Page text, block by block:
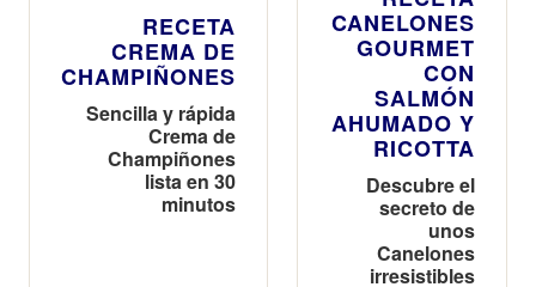
RECETA
CREMA DE
CHAMPIÑONES
Sencilla y rápida
Crema de
Champiñones
lista en 30
minutos
CANELONES
GOURMET
CON
SALMÓN
AHUMADO Y
RICOTTA
Descubre el
secreto de
unos
Canelones
irresistibles